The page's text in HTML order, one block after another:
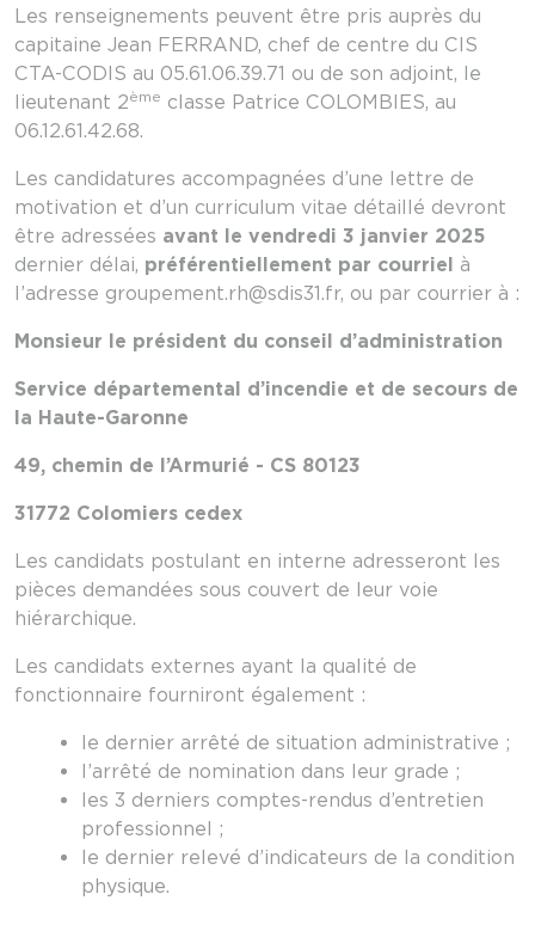
Les renseignements peuvent être pris auprès du
capitaine Jean FERRAND, chef de centre du CIS
CTA-CODIS au 05.61.06.39.71 ou de son adjoint, le
lieutenant 2ème classe Patrice COLOMBIES, au
06.12.61.42.68.
Les candidatures accompagnées d’une lettre de
motivation et d’un curriculum vitae détaillé devront
être adressées avant le vendredi 3 janvier 2025
dernier délai, préférentiellement par courriel à
l’adresse groupement.rh@sdis31.fr, ou par courrier à :
Monsieur le président du conseil d’administration
Service départemental d’incendie et de secours de
la Haute-Garonne
49, chemin de l’Armurié - CS 80123
31772 Colomiers cedex
Les candidats postulant en interne adresseront les
pièces demandées sous couvert de leur voie
hiérarchique.
Les candidats externes ayant la qualité de
fonctionnaire fourniront également :
le dernier arrêté de situation administrative ;
l’arrêté de nomination dans leur grade ;
les 3 derniers comptes-rendus d’entretien
professionnel ;
le dernier relevé d’indicateurs de la condition
physique.